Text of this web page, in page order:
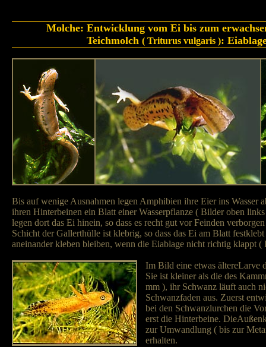
Molche: Entwicklung vom Ei bis zum
Teichmolch ( Triturus vulgaris ):
Bis auf wenige Ausnahmen legen Amphibien ihre Eier ins Wasser
ihren Hinterbeinen ein Blatt einer Wasserpflanze ( Bilder oben
legen dort das Ei hinein, so dass es recht gut vor Feinden
Schicht der Gallerthülle ist klebrig, so dass das Ei am Blatt festklebt
aneinander kleben bleiben, wenn die Eiablage nicht richtig klappt (
Im Bild eine etwas ältereLarve
Sie ist kleiner als die des
mm ), ihr Schwanz läuft auch
Schwanzfaden aus. Zuerst
bei den Schwanzlurchen die
erst die Hinterbeine.
zur Umwandlung ( bis zur
erhalten.